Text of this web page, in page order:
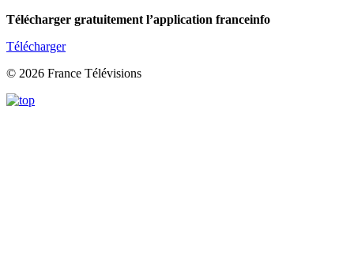
Télécharger gratuitement l’application franceinfo
Télécharger
© 2026 France Télévisions